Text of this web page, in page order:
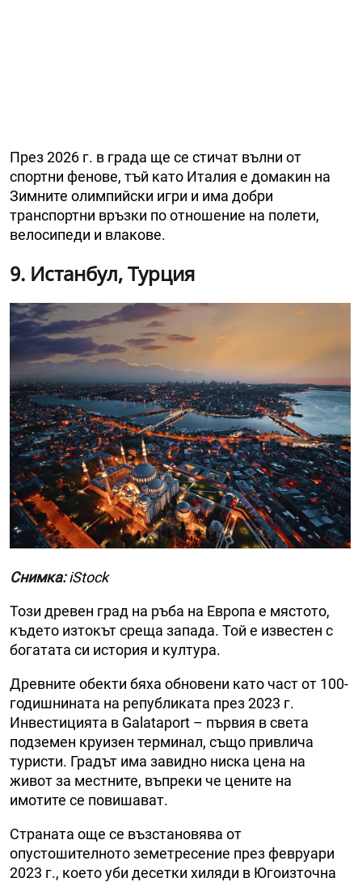
През 2026 г. в града ще се стичат вълни от
спортни фенове, тъй като Италия е домакин на
Зимните олимпийски игри и има добри
транспортни връзки по отношение на полети,
велосипеди и влакове.
9. Истанбул, Турция
Снимка:iStock
Този древен град на ръба на Европа е мястото,
където изтокът среща запада. Той е известен с
богатата си история и култура.
Древните обекти бяха обновени като част от 100-
годишнината на републиката през 2023 г.
Инвестицията в Galataport – първия в света
подземен круизен терминал, също привлича
туристи. Градът има завидно ниска цена на
живот за местните, въпреки че цените на
имотите се повишават.
Страната още се възстановява от
опустошителното земетресение през февруари
2023 г., което уби десетки хиляди в Югоизточна